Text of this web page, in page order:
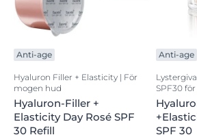
Anti-age
Hyaluron Filler + Elasticity | För
mogen hud
Hyaluron-Filler +
Elasticity Day Rosé SPF
30 Refill
Anti-age
SPF30
SPF 30